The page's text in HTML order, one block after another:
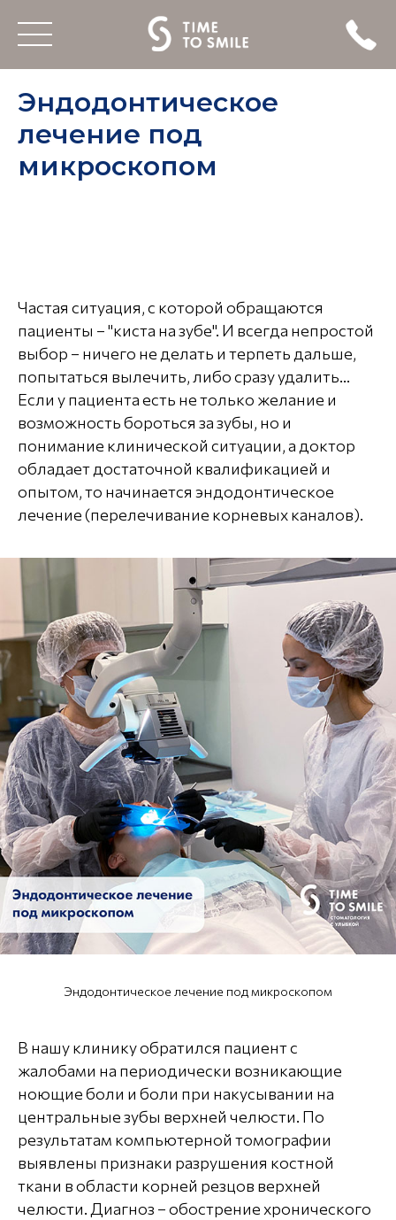
Эндодонтическое
лечение под
микроскопом
Частая ситуация, с которой обращаются
пациенты – "киста на зубе". И всегда непростой
выбор – ничего не делать и терпеть дальше,
попытаться вылечить, либо сразу удалить...
Если у пациента есть не только желание и
возможность бороться за зубы, но и
понимание клинической ситуации, а доктор
обладает достаточной квалификацией и
опытом, то начинается эндодонтическое
лечение (перелечивание корневых каналов).
Эндодонтическое лечение под микроскопом
В нашу клинику обратился пациент с
жалобами на периодически возникающие
ноющие боли и боли при накусывании на
центральные зубы верхней челюсти. По
результатам компьютерной томографии
выявлены признаки разрушения костной
ткани в области корней резцов верхней
челюсти. Диагноз – обострение хронического